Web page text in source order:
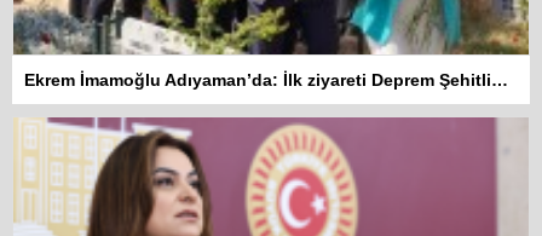
Ekrem İmamoğlu Adıyaman’da: İlk ziyareti Deprem Şehitliğine